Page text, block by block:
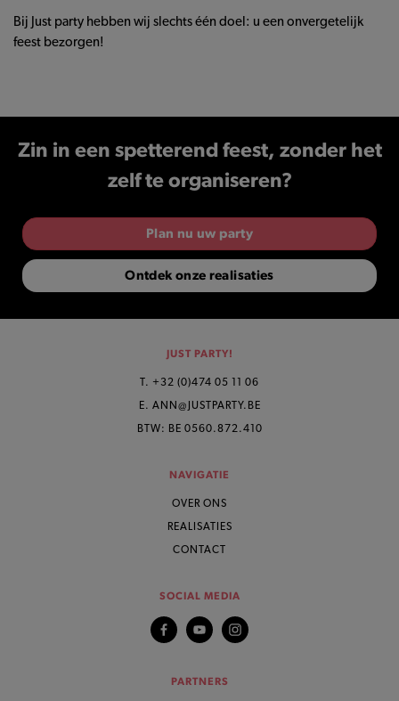
Bij Just party hebben wij slechts één doel: u een onvergetelijk
feest bezorgen!
Zin in een spetterend feest, zonder het
zelf te organiseren?
Plan nu uw party
Ontdek onze realisaties
JUST PARTY!
T. +32 (0)474 05 11 06
E. ANN@JUSTPARTY.BE
BTW: BE 0560.872.410
NAVIGATIE
OVER ONS
REALISATIES
CONTACT
SOCIAL MEDIA
PARTNERS